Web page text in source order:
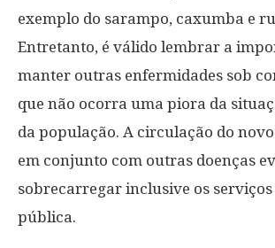
exemplo do sarampo, caxumba e
Entretanto, é válido lembrar a
manter outras enfermidades sob
que não ocorra uma piora da
da população. A circulação do
em conjunto com outras doenças
sobrecarregar inclusive os serviços
pública.